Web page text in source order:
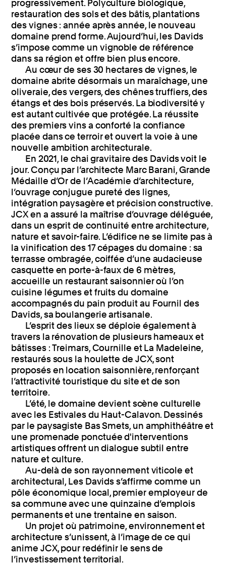
progressivement. Polyculture biologique,
restauration des sols et des bâtis, plantations
des vignes : année après année, le nouveau
domaine prend forme. Aujourd’hui, les Davids
s’impose comme un vignoble de référence
dans sa région et offre bien plus encore.
Au cœur de ses 30 hectares de vignes, le
domaine abrite désormais un maraîchage, une
oliveraie, des vergers, des chênes truffiers, des
étangs et des bois préservés. La biodiversité y
est autant cultivée que protégée. La réussite
des premiers vins a conforté la confiance
placée dans ce terroir et ouvert la voie à une
nouvelle ambition architecturale.
En 2021, le chai gravitaire des Davids voit le
jour. Conçu par l’architecte Marc Barani, Grande
Médaille d’Or de l’Académie d’architecture,
l’ouvrage conjugue pureté des lignes,
intégration paysagère et précision constructive.
JCX en a assuré la maîtrise d’ouvrage déléguée,
dans un esprit de continuité entre architecture,
nature et savoir-faire. L’édifice ne se limite pas à
la vinification des 17 cépages du domaine : sa
terrasse ombragée, coiffée d’une audacieuse
casquette en porte-à-faux de 6 mètres,
accueille un restaurant saisonnier où l’on
cuisine légumes et fruits du domaine
accompagnés du pain produit au Fournil des
Davids, sa boulangerie artisanale.
L’esprit des lieux se déploie également à
travers la rénovation de plusieurs hameaux et
bâtisses : Treimars, Cournille et La Madeleine,
restaurés sous la houlette de JCX, sont
proposés en location saisonnière, renforçant
l’attractivité touristique du site et de son
territoire.
L’été, le domaine devient scène culturelle
avec les Estivales du Haut-Calavon. Dessinés
par le paysagiste Bas Smets, un amphithéâtre et
une promenade ponctuée d'interventions
artistiques offrent un dialogue subtil entre
nature et culture.
Au-delà de son rayonnement viticole et
architectural, Les Davids s’affirme comme un
pôle économique local, premier employeur de
sa commune avec une quinzaine d’emplois
permanents et une trentaine en saison.
Un projet où patrimoine, environnement et
architecture s’unissent, à l’image de ce qui
anime JCX, pour redéfinir le sens de
l’investissement territorial.